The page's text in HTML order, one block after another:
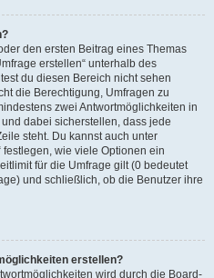
den ersten Beitrag eines Themas
erstellen“ unterhalb des
du diesen Bereich nicht sehen
die Berechtigung, Umfragen zu
zwei Antwortmöglichkeiten in
dabei sicherstellen, dass jede
steht. Du kannst auch unter
wie viele Optionen ein
für die Umfrage gilt (0 bedeutet
und schließlich, ob die Benutzer ihre
erstellen?
wird durch die Board-